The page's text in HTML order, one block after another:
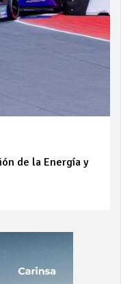
de la Energía y